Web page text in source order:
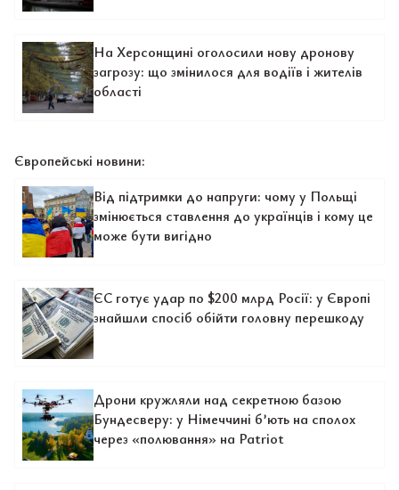
На Херсонщині оголосили нову дронову
загрозу: що змінилося для водіїв і жителів
області
Європейські новини:
Від підтримки до напруги: чому у Польщі
змінюється ставлення до українців і кому це
може бути вигідно
ЄС готує удар по $200 млрд Росії: у Європі
знайшли спосіб обійти головну перешкоду
Дрони кружляли над секретною базою
Бундесверу: у Німеччині б’ють на сполох
через «полювання» на Patriot